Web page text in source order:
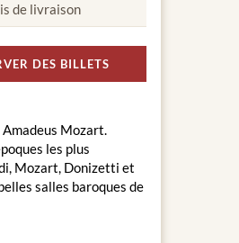
de livraison
DES BILLETS
Mozart.
les plus
Mozart, Donizetti et
salles baroques de